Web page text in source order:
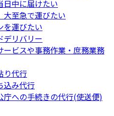
日中に届けたい
大至急で運びたい
を運びたい
デリバリー
ービスや事務作業・庶務業務
り代行
込み代行
庁への手続きの代行(使送便)